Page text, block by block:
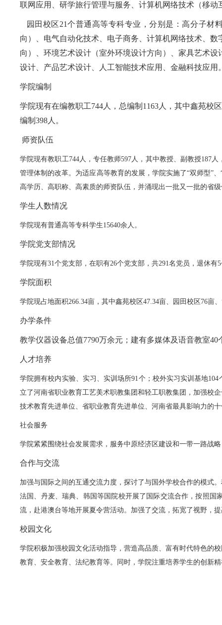
联网应用、研学旅行管理与服务、计算机网络技术（移动
园田校区21个普通高等专科专业，分别是：高分子材
向）、电气自动化技术、电子商务、计算机网络技术、
向）、环境艺术设计（室外环境设计方向）、家具艺术
设计、产品艺术设计、人工智能技术应用、金融科技应用
学院编制
学院现有在编教职工744人，总编制1163人，其中鑫苑校
编制398人。
师资队伍
学院现有教职工744人，专任教师597人，其中教授、副教授187
管理体制的改革。为适应高等教育的发展，学院实施了“双师型”
高学历、高职称、高素质的师资队伍，并涌现出一批又一批的省
学生人数情况
学院现有普通高等专科学生15640余人。
学院党支部情况
学院现有31个党支部，在职有26个党支部，共291名党员，退休有
学院面积
学院现占地面积266.34亩，其中鑫苑校区47.34亩、园田校区76亩
办学条件
教学仪器设备总值7790万余元；建有多媒体及语音教室
人才培养
学院拥有校内实验、实习、实训场所91个；校外实习实训基地
立了河南省职业教育工艺美术职教集团和轻工职教集团，加强校
技术教育先进单位、省职业教育先进单位、河南省最具影响力的
社会服务
学院紧紧围绕社会发展需求，服务中原经济区建设和一带一路战
合作与交流
加强与国际之间的互通交流力度，探讨了与国外学校合作的模式
法国、丹麦、瑞典、韩国等国院校开展了国际交流合作，按照
流，赴港澳台等地开展夏令营活动。加强了交流，拓宽了视野，
校园文化
学院积极加强校园文化活动指导，营造高品质、富有时代特色的
教育、安全教育、法纪教育等。同时，学院注重培养学生的创新